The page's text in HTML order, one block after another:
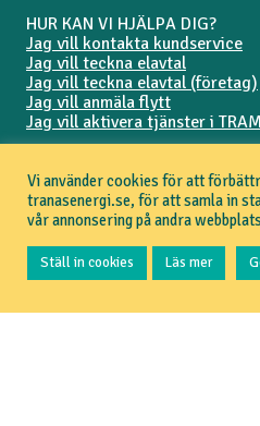
HUR KAN VI HJÄLPA DIG?
Jag vill kontakta kundservice
Jag vill teckna elavtal
Jag vill teckna elavtal (företag)
Jag vill anmäla flytt
Jag vill aktivera tjänster i
FÖLJ OSS
Vi använder cookies för att
tranasenergi.se, för att samla in
vår annonsering på andra
Ställ in cookies Läs mer